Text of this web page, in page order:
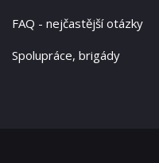
FAQ - nejčastější otázky
Spolupráce, brigády